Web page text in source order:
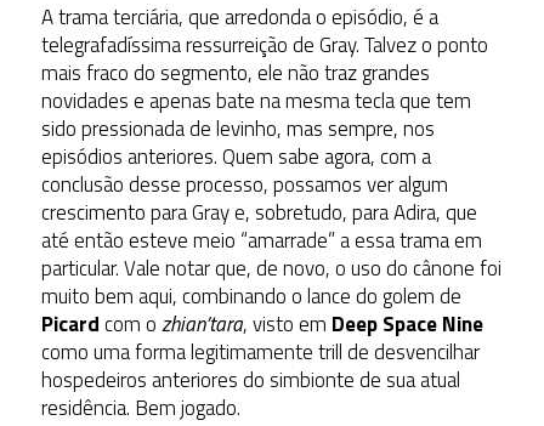
A trama terciária, que arredonda o episódio, é a
telegrafadíssima ressurreição de Gray. Talvez o ponto
mais fraco do segmento, ele não traz grandes
novidades e apenas bate na mesma tecla que tem
sido pressionada de levinho, mas sempre, nos
episódios anteriores. Quem sabe agora, com a
conclusão desse processo, possamos ver algum
crescimento para Gray e, sobretudo, para Adira, que
até então esteve meio “amarrade” a essa trama em
particular. Vale notar que, de novo, o uso do cânone foi
muito bem aqui, combinando o lance do golem de
Picardcom ozhian’tara, visto em Deep Space Nine
como uma forma legitimamente trill de desvencilhar
hospedeiros anteriores do simbionte de sua atual
residência. Bem jogado.